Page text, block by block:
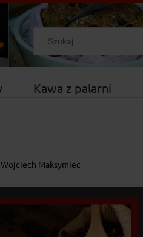
Kawa z palarni
Wojciech Maksymiec